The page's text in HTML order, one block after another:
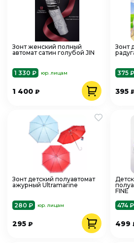
Зонт женский полный
автомат сатин голубой JIN
1 330 ₽ юр. лицам
1 400 ₽
Зонт
375 ₽
395
Зонт детский полуавтомат
ажурный Ultramarine
280 ₽ юр. лицам
295 ₽
FINE
474 ₽
499